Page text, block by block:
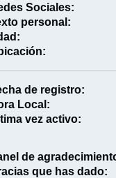
Sociales:
personal:
de registro:
Local:
vez activo:
de
que has dado: